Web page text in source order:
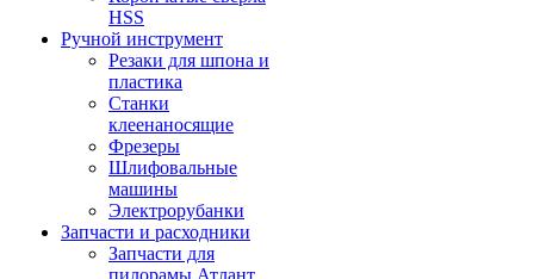
HSS
Ручной инструмент
Резаки для шпона и
пластика
Станки
клеенаносящие
Фрезеры
Шлифовальные
машины
Электрорубанки
Запчасти и расходники
Запчасти для
пилорамы Атлант